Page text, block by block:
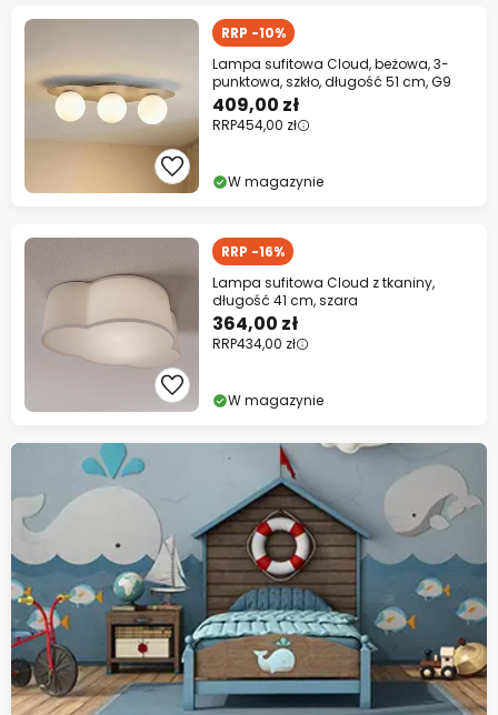
RRP -10%
Lampa sufitowa Cloud, beżowa, 3-
punktowa, szkło, długość 51 cm, G9
409,00 zł
RRP454,00 zł
W magazynie
RRP -16%
Lampa sufitowa Cloud z tkaniny,
długość 41 cm, szara
364,00 zł
RRP434,00 zł
W magazynie